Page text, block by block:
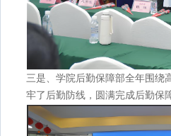
三是、学院后勤保障部全年围绕
牢了后勤防线，圆满完成后勤保